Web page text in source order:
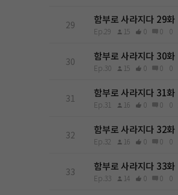
29 함부로 사라지다 29화
Ep.29 15 0 0 0
30 함부로 사라지다 30화
Ep.30 15 0 0 0
31 함부로 사라지다 31화
Ep.31 16 0 0 0
32 함부로 사라지다 32화
Ep.32 16 0 0 0
33 함부로 사라지다 33화
Ep.33 14 0 0 0